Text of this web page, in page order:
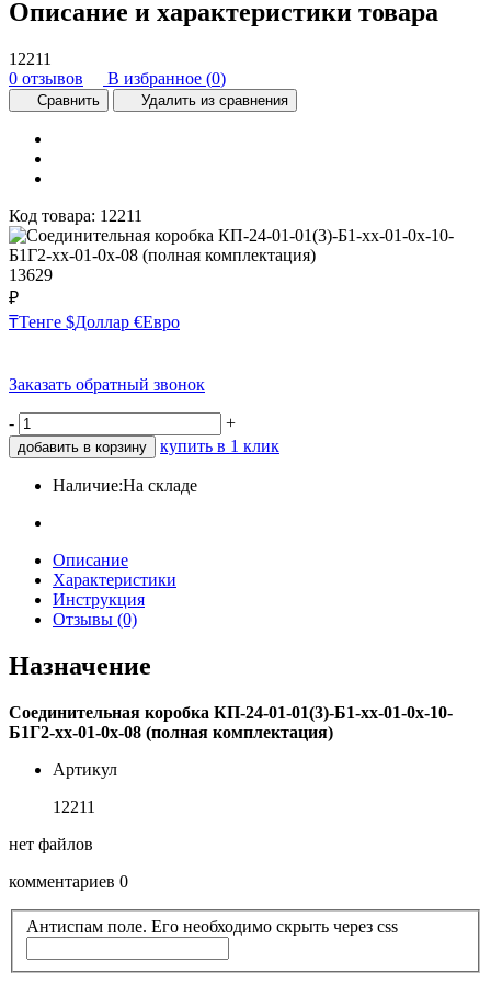
Описание и характеристики товара
12211
0 отзывов
В избранное (0)
Сравнить Удалить из сравнения
Код товара: 12211
13629
₽
₸Тенге $Доллар €Евро
Заказать обратный звонок
- +
добавить в корзину купить в 1 клик
Наличие:На складе
Описание
Характеристики
Инструкция
Отзывы (0)
Назначение
Соединительная коробка КП-24-01-01(3)-Б1-хх-01-0х-10-
Б1Г2-хх-01-0х-08 (полная комплектация)
Артикул
12211
нет файлов
комментариев 0
Антиспам поле. Его необходимо скрыть через css